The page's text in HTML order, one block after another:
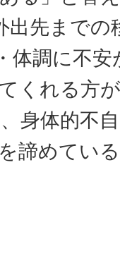
出先までの
体調に不
くれる方
身体的不
諦めてい